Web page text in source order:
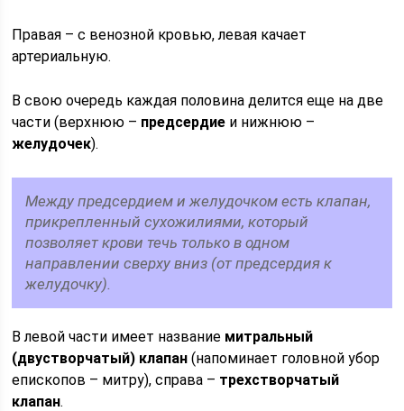
Правая – с венозной кровью, левая качает
артериальную.
В свою очередь каждая половина делится еще на две
части (верхнюю – предсердие и нижнюю –
желудочек).
Между предсердием и желудочком есть клапан,
прикрепленный сухожилиями, который
позволяет крови течь только в одном
направлении сверху вниз (от предсердия к
желудочку).
В левой части имеет название митральный
(двустворчатый) клапан (напоминает головной убор
епископов – митру), справа – трехстворчатый
клапан.